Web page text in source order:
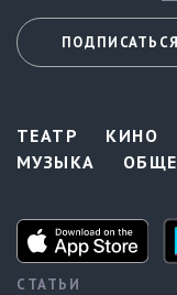
ПОДПИСАТЬСЯ
ТЕАТР КИНО
МУЗЫКА
СТАТЬИ